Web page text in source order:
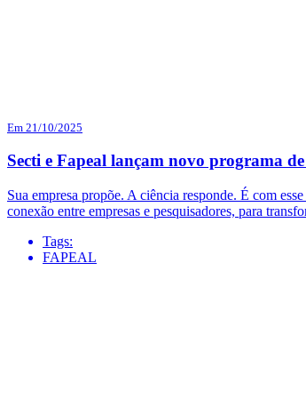
Em 21/10/2025
Secti e Fapeal lançam novo programa
Sua empresa propõe. A ciência responde. É com
conexão entre empresas e pesquisadores, para
Tags:
FAPEAL